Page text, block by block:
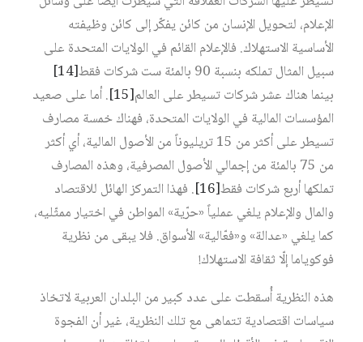
الإعلام، لتحويل الإنسان من كائن يفكّر إلى كائن وظيفته
الأساسية الاستهلاك. فالإعلام القائم في الولايات المتحدة على
سبيل المثال تملكه بنسبة 90 بالمئة ست شركات فقط‏
[14]
بينما هناك عشر شركات تسيطر على العالم‏[15]
. أما على صعيد
المؤسسات المالية في الولايات المتحدة، فهناك خمسة مصارف
تسيطر على أكثر من 15 تريليوناً من الأصول المالية، أي أكثر
من 75 بالمئة من إجمالي الأصول المصرفية، وهذه المصارف
تملكها أربع شركات فقط‏[16]
. فهذا التمركز الهائل للاقتصاد
والمال والإعلام يلغي عملياً «حرّية» المواطن في اختيار ممثّليه،
كما يلغي «عدالة» و«فعّالية» الأسواق. فلا يبقى من نظرية
فوكوياما إلّا ثقافة الاستهلاك!
هذه النظرية أُسقطت على عدد كبير من البلدان العربية لاتخاذ
سياسات اقتصادية تتماهى مع تلك النظرية، غير أن الفجوة